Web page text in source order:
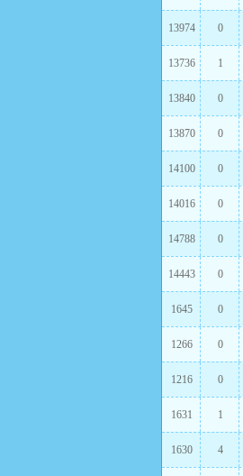
13974 0
13736 1
13840 0
13870 0
14100 0
14016 0
14788 0
14443 0
1645 0
1266 0
1216 0
1631 1
1630 4